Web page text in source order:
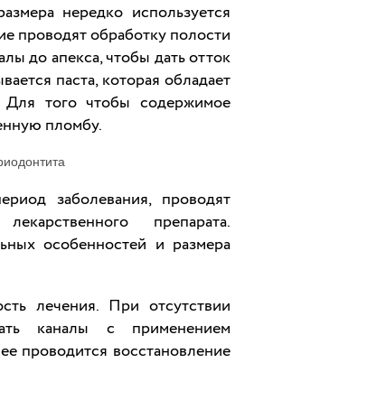
нередко используется
проводят обработку полости
до апекса, чтобы дать отток
паста, которая обладает
того чтобы содержимое
пломбу.
заболевания, проводят
препарата.
особенностей и размера
лечения. При отсутствии
каналы с применением
проводится восстановление